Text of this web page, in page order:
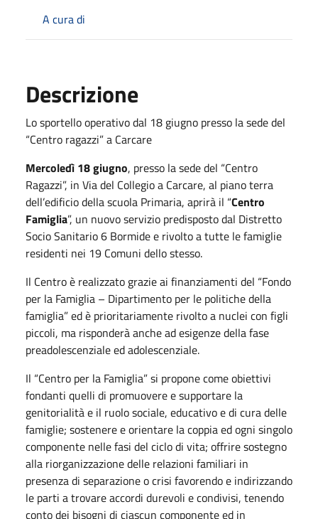
A cura di
Descrizione
Lo sportello operativo dal 18 giugno presso la sede del
“Centro ragazzi” a Carcare
Mercoledì 18 giugno, presso la sede del “Centro
Ragazzi”, in Via del Collegio a Carcare, al piano terra
dell’edificio della scuola Primaria, aprirà il “Centro
Famiglia”, un nuovo servizio predisposto dal Distretto
Socio Sanitario 6 Bormide e rivolto a tutte le famiglie
residenti nei 19 Comuni dello stesso.
Il Centro è realizzato grazie ai finanziamenti del “Fondo
per la Famiglia – Dipartimento per le politiche della
famiglia” ed è prioritariamente rivolto a nuclei con figli
piccoli, ma risponderà anche ad esigenze della fase
preadolescenziale ed adolescenziale.
Il “Centro per la Famiglia” si propone come obiettivi
fondanti quelli di promuovere e supportare la
genitorialità e il ruolo sociale, educativo e di cura delle
famiglie; sostenere e orientare la coppia ed ogni singolo
componente nelle fasi del ciclo di vita; offrire sostegno
alla riorganizzazione delle relazioni familiari in
presenza di separazione o crisi favorendo e indirizzando
le parti a trovare accordi durevoli e condivisi, tenendo
conto dei bisogni di ciascun componente ed in